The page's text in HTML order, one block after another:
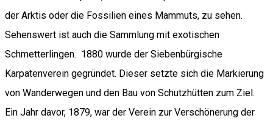
der Arktis oder die Fossilien eines Mammuts, zu sehen.
Sehenswert ist auch die Sammlung mit exotischen
Schmetterlingen. 1880 wurde der Siebenbürgische
Karpatenverein gegründet. Dieser setzte sich die Markierung
von Wanderwegen und den Bau von Schutzhütten zum Ziel.
Ein Jahr davor, 1879, war der Verein zur Verschönerung der